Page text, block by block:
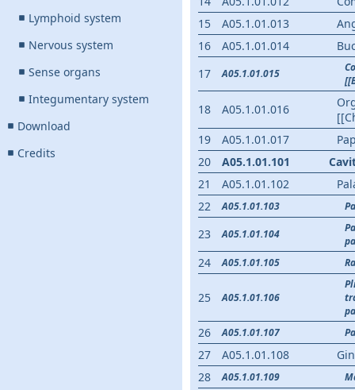
Lymphoid system
Nervous system
Sense organs
Integumentary system
Download
Credits
15
A05.1.01.013
16
A05.1.01.014
17
A05.1.01.015
18 A05.1.01.016
19
A05.1.01.017
20
A05.1.01.101
21
A05.1.01.102
22
A05.1.01.103
23 A05.1.01.104
24 A05.1.01.105
25 A05.1.01.106
26 A05.1.01.107
27 A05.1.01.108
28
A05.1.01.109